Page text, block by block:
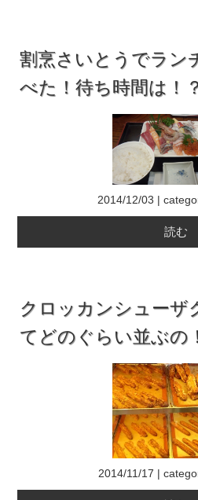
割烹さいとうでラン
べた！待ち時間は！
2014/12/03 |
読む
クロッカンシューザ
てどのぐらい並ぶの
2014/11/17 |